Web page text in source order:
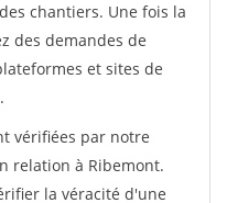
chantiers. Une fois la
des demandes de
et sites de
vérifiées par notre
relation à Ribemont.
la véracité d'une